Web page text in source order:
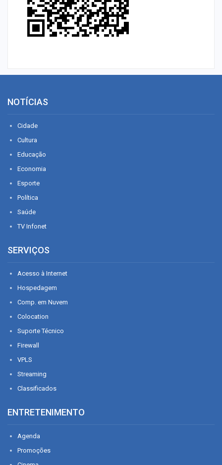
NOTÍCIAS
Cidade
Cultura
Educação
Economia
Esporte
Política
Saúde
TV Infonet
SERVIÇOS
Acesso à Internet
Hospedagem
Comp. em Nuvem
Colocation
Suporte Técnico
Firewall
VPLS
Streaming
Classificados
ENTRETENIMENTO
Agenda
Promoções